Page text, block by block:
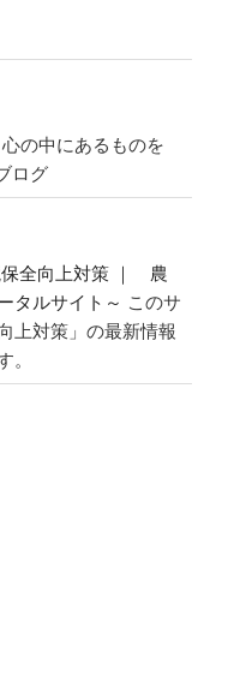
心の中にあるものを
ログ
保全向上対策 ｜ 農
タルサイト～ このサ
上対策」の最新情報
。